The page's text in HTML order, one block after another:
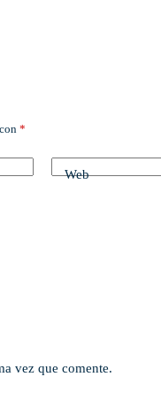
*
Web
vez que comente.